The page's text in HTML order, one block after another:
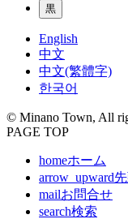
黒
English
中文
中文(繁體字)
한국어
© Minano Town, All
PAGE TOP
homeホーム
arrow_upward
mailお問合せ
search検索